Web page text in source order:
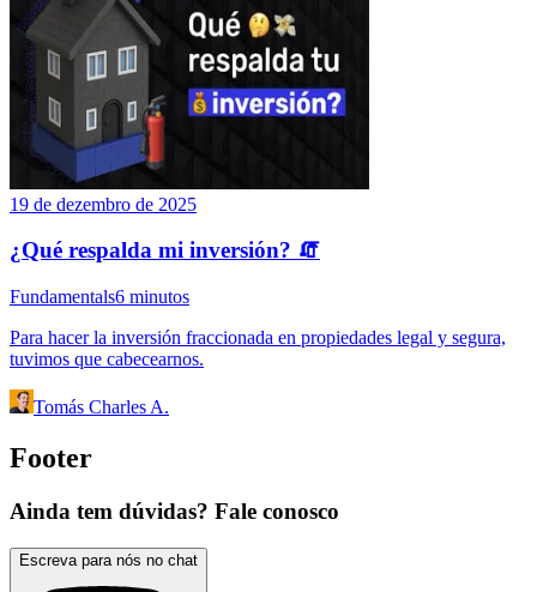
19 de dezembro de 2025
¿Qué respalda mi inversión? 🧯
Fundamentals6 minutos
Para hacer la inversión fraccionada en propiedades legal y segura,
tuvimos que cabecearnos.
Tomás Charles A.
Footer
Ainda tem dúvidas? Fale conosco
Escreva para nós no chat